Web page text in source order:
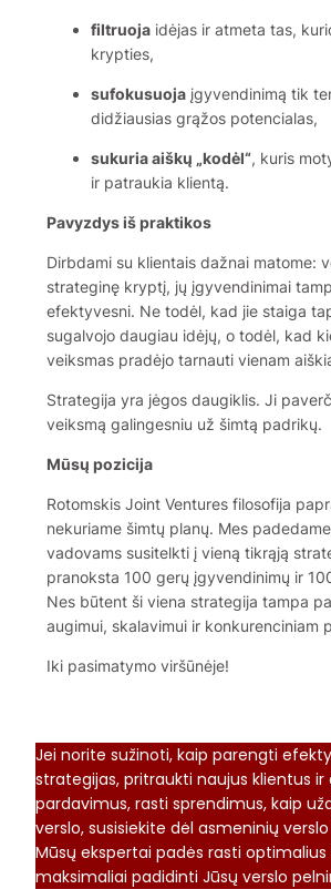
filtruoja idėjas ir atmeta tas,
krypties,
sufokusuoja įgyvendinimą tik
didžiausias grąžos potencialas,
sukuria aiškų „kodėl“, kuris
ir patraukia klientą.
Pavyzdys iš praktikos
Dirbdami su klientais dažnai matome:
strateginę kryptį, jų įgyvendinimai
efektyvesni. Ne todėl, kad jie staiga
sugalvojo daugiau idėjų, o todėl, kad
veiksmas pradėjo tarnauti vienam
Strategija yra jėgos daugiklis. Ji
veiksmą galingesniu už šimtą padrikų.
Mūsų pozicija
Rotomskis Joint Ventures filosofija
nekuriame šimtų planų. Mes
vadovams susitelkti į vieną tikrąją
pranoksta 100 gerų įgyvendinimų ir
Nes būtent ši viena strategija tampa
augimui, skalavimui ir konkurenciniam
Iki pasimatymo viršūnėje!
Jei norite sužinoti, kaip parengti
strategijas, pritraukti naujus klientus ir
pardavimus, rasti sprendimus, kaip
verslo, susisiekite dėl asmeninių
Mūsų ekspertai padės rasti optimalius
maksimaliai padidinti Jūsų verslo